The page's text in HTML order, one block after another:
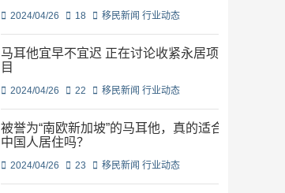
2024/04/26 18 移民新闻 行业动态
马耳他宜早不宜迟 正在讨论收紧永居项
目
2024/04/26 22 移民新闻 行业动态
被誉为“南欧新加坡”的马耳他，真的适合
中国人居住吗？
2024/04/26 23 移民新闻 行业动态